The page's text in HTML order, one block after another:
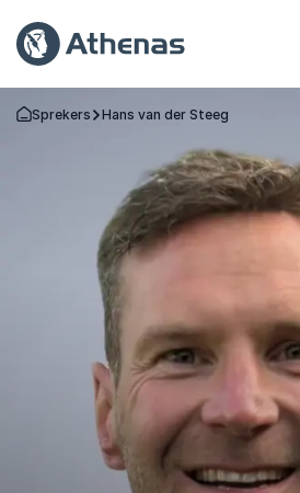
Terug naar de startpagina
Sprekers Hans van der Steeg